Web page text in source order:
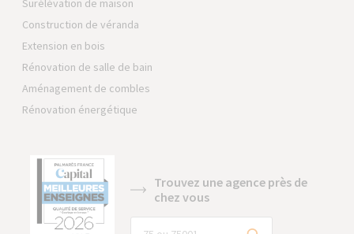
Surélévation de maison
Construction de véranda
Extension en bois
Rénovation de salle de bain
Aménagement de combles
Rénovation énergétique
Trouvez une agence près de
chez vous